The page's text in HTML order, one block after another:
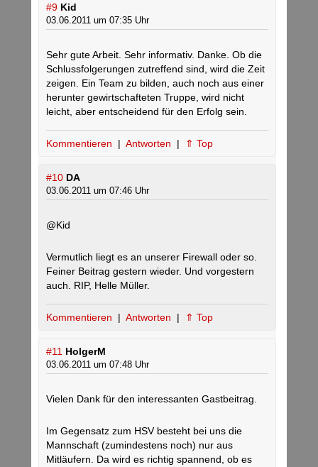
#9 Kid
03.06.2011 um 07:35 Uhr
Sehr gute Arbeit. Sehr informativ. Danke. Ob die
Schlussfolgerungen zutreffend sind, wird die Zeit
zeigen. Ein Team zu bilden, auch noch aus einer
herunter gewirtschafteten Truppe, wird nicht
leicht, aber entscheidend für den Erfolg sein.
Kommentieren | Antworten | ⇑ Top
#10 DA
03.06.2011 um 07:46 Uhr
@Kid
Vermutlich liegt es an unserer Firewall oder so.
Feiner Beitrag gestern wieder. Und vorgestern
auch. RIP, Helle Müller.
Kommentieren | Antworten | ⇑ Top
#11 HolgerM
03.06.2011 um 07:48 Uhr
Vielen Dank für den interessanten Gastbeitrag.
Im Gegensatz zum HSV besteht bei uns die
Mannschaft (zumindestens noch) nur aus
Mitläufern. Da wird es richtig spannend, ob es